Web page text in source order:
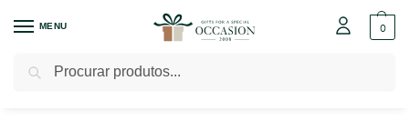
MENU 0